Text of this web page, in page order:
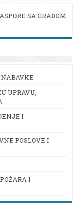
SA GRADOM
UPRAVU,
I
POSLOVE I
I